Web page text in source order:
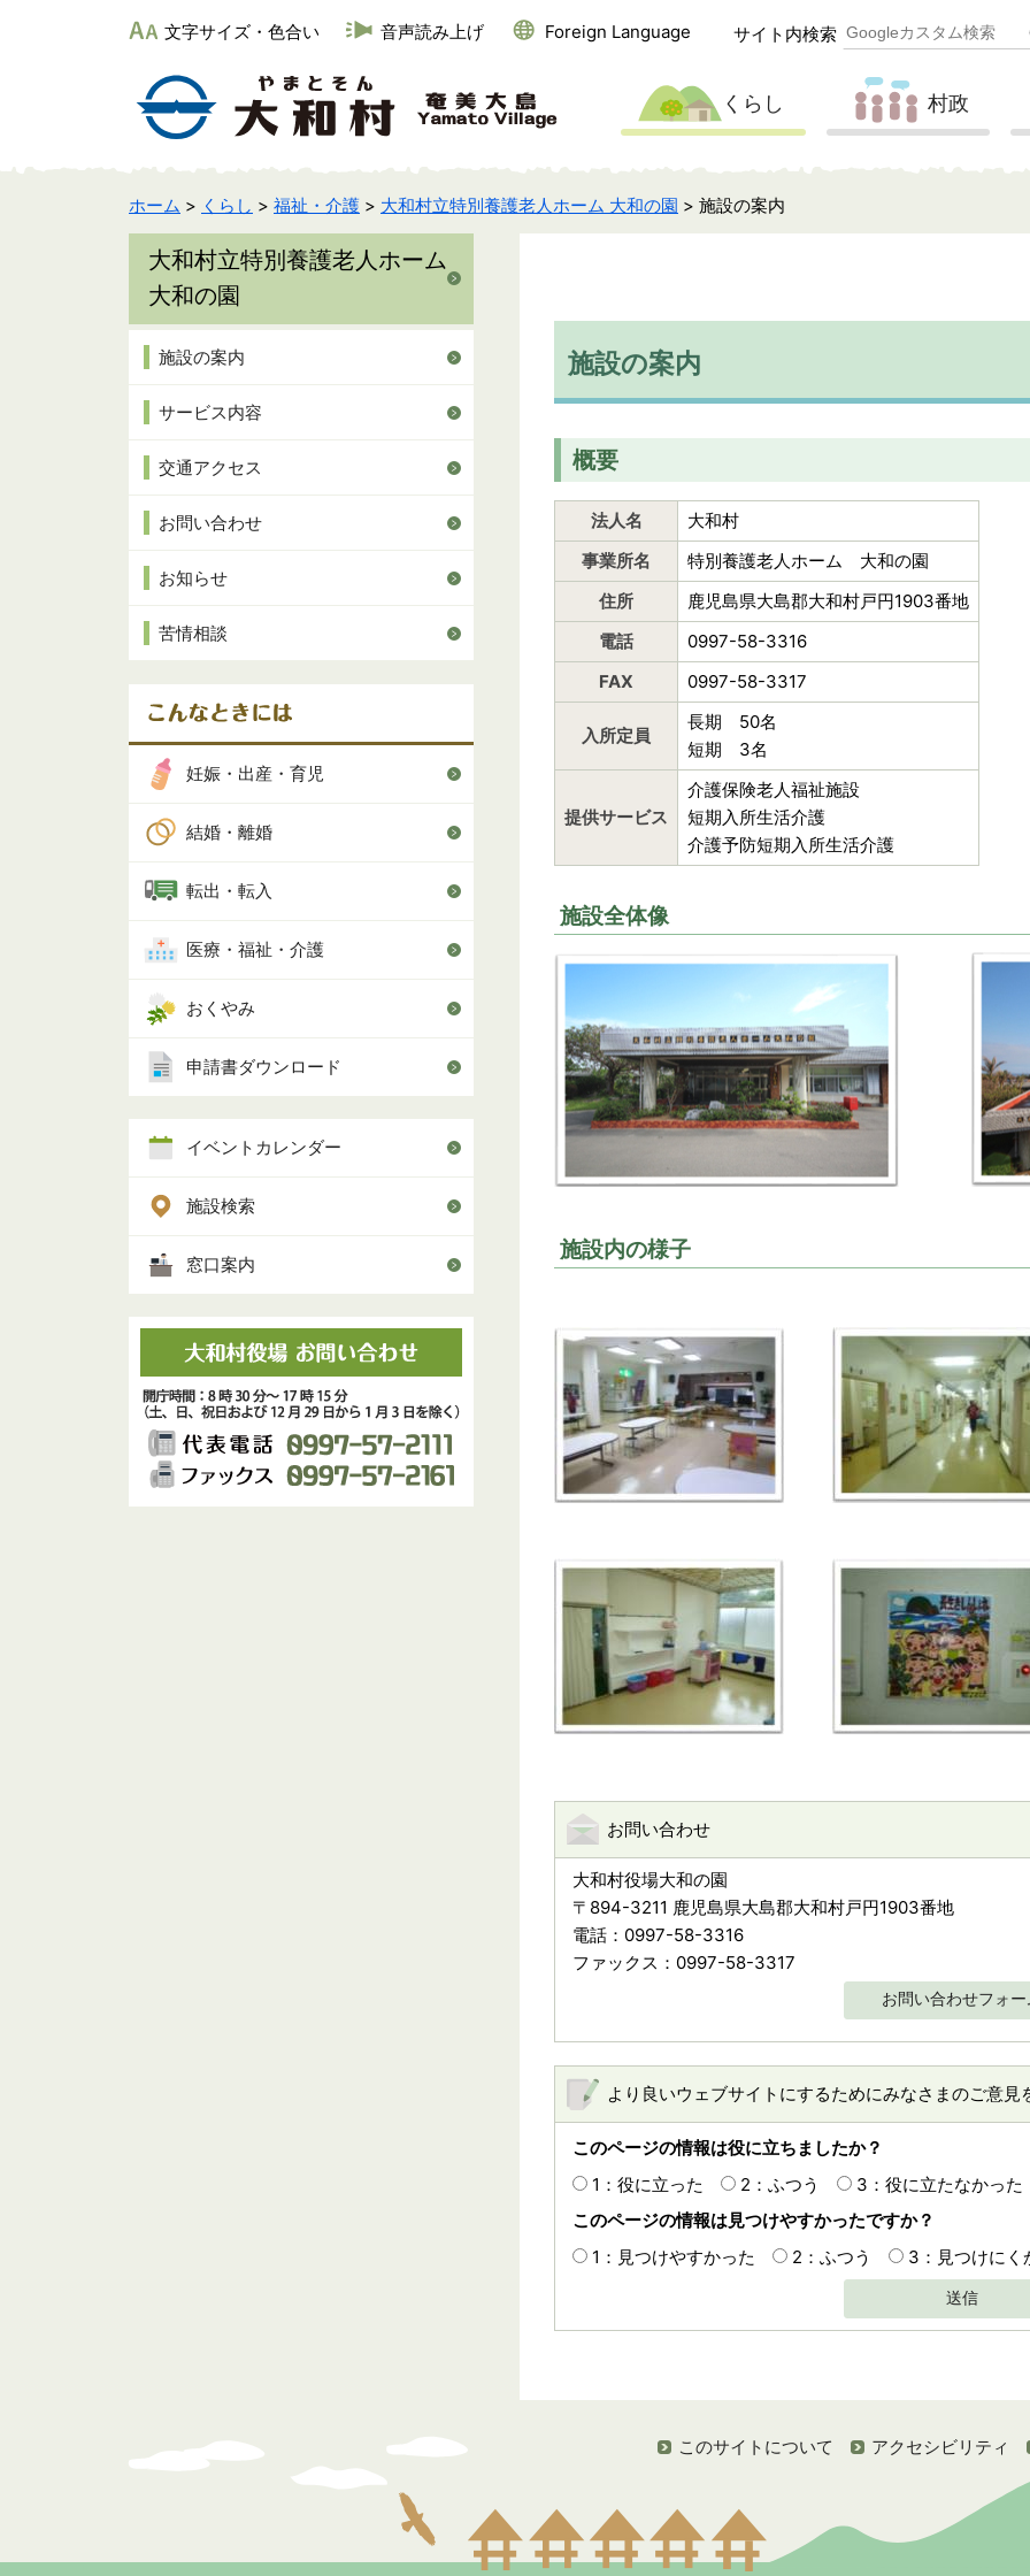
文字サイズ・色合い 音声読み上げ Foreign Language サイト内検索
くらし 村政
ホーム > くらし > 福祉・介護 > 大和村立特別養護老人ホーム 大和の園 > 施設の案内
大和村立特別養護老人ホーム
大和の園
施設の案内
サービス内容
交通アクセス
お問い合わせ
お知らせ
苦情相談
妊娠・出産・育児
結婚・離婚
転出・転入
医療・福祉・介護
おくやみ
申請書ダウンロード
イベントカレンダー
施設検索
窓口案内
施設の案内
概要
法人名
大和村
事業所名
特別養護老人ホーム 大和の園
住所
鹿児島県大島郡大和村戸円1903番地
電話
0997-58-3316
FAX
0997-58-3317
入所定員
長期 50名
短期 3名
提供サービス
介護保険老人福祉施設
短期入所生活介護
介護予防短期入所生活介護
施設全体像
施設内の様子
お問い合わせ
大和村役場大和の園
〒894-3211 鹿児島県大島郡大和村戸円1903番地
電話：0997-58-3316
ファックス：0997-58-3317
お問い合わせフォー
より良いウェブサイトにするためにみなさまのご意見
このページの情報は役に立ちましたか？
1：役に立った
2：ふつう
3：役に立たなかった
このページの情報は見つけやすかったですか？
1：見つけやすかった
2：ふつう 3：見つけにく
送信
このサイトについて アクセシビリティ